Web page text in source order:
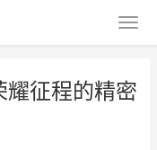
耀征程的精密